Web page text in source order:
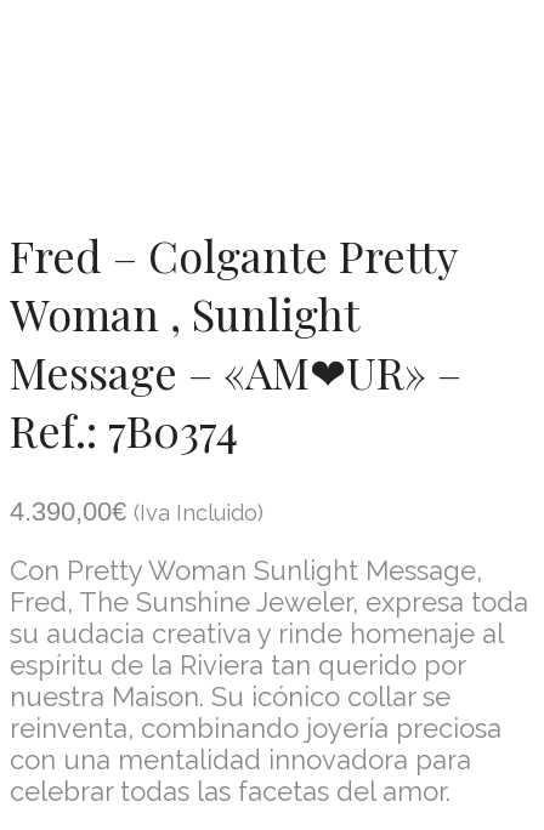
Fred – Colgante Pretty
Woman , Sunlight
Message – «AM❤UR» –
Ref.: 7B0374
4.390,00€ (Iva Incluido)
Con Pretty Woman Sunlight Message,
Fred, The Sunshine Jeweler, expresa toda
su audacia creativa y rinde homenaje al
espíritu de la Riviera tan querido por
nuestra Maison. Su icónico collar se
reinventa, combinando joyería preciosa
con una mentalidad innovadora para
celebrar todas las facetas del amor.